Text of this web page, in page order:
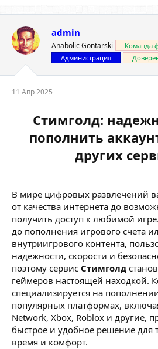
admin
Anabolic Gontarski
Команда
Администрация
11 Апр 2025
Стимголд:
пополнить
других
В мире цифровых развлечений
от качества интернета до
получить доступ к любимой
до пополнения игрового счета
внутриигрового контента,
надежности, скорости и
поэтому сервис Стимголд
геймеров настоящей находкой.
специализируется на
популярных платформах,
Network, Xbox, Roblox и другие,
быстрое и удобное решение для
время и комфорт.